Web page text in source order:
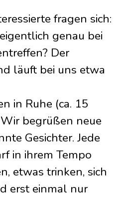
fragen sich:
genau bei
Der
läuft bei uns etwa
in Ruhe (ca. 15
begrüßen neue
Gesichter. Jede
in ihrem Tempo
etwas trinken, sich
erst einmal nur